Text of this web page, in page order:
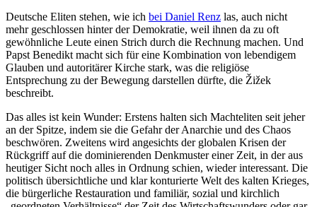
Deutsche Eliten stehen, wie ich bei Daniel Renz las, auch nicht
mehr geschlossen hinter der Demokratie, weil ihnen da zu oft
gewöhnliche Leute einen Strich durch die Rechnung machen. Und
Papst Benedikt macht sich für eine Kombination von lebendigem
Glauben und autoritärer Kirche stark, was die religiöse
Entsprechung zu der Bewegung darstellen dürfte, die Žižek
beschreibt.
Das alles ist kein Wunder: Erstens halten sich Machteliten seit jeher
an der Spitze, indem sie die Gefahr der Anarchie und des Chaos
beschwören. Zweitens wird angesichts der globalen Krisen der
Rückgriff auf die dominierenden Denkmuster einer Zeit, in der aus
heutiger Sicht noch alles in Ordnung schien, wieder interessant. Die
politisch übersichtliche und klar konturierte Welt des kalten Krieges,
die bürgerliche Restauration und familiär, sozial und kirchlich